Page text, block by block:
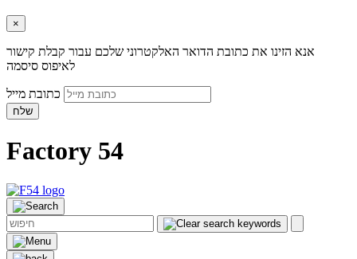
×
אנא הזינו את כתובת הדואר האלקטרוני שלכם עבור קבלת קישור
לאיפוס סיסמה
שלח
Factory 54